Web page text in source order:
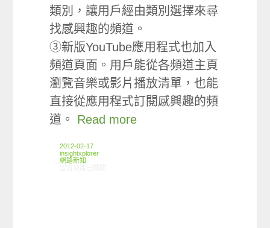
類別，讓用戶經由類別選擇來尋
找感興趣的頻道。
③新版YouTube應用程式也加入
頻道頁面。用戶能從各頻道主頁
瀏覽音樂或影片播放清單，也能
直接從應用程式訂閱感興趣的頻
道。 Read more
2012-02-17
insightxplorer
網路新知